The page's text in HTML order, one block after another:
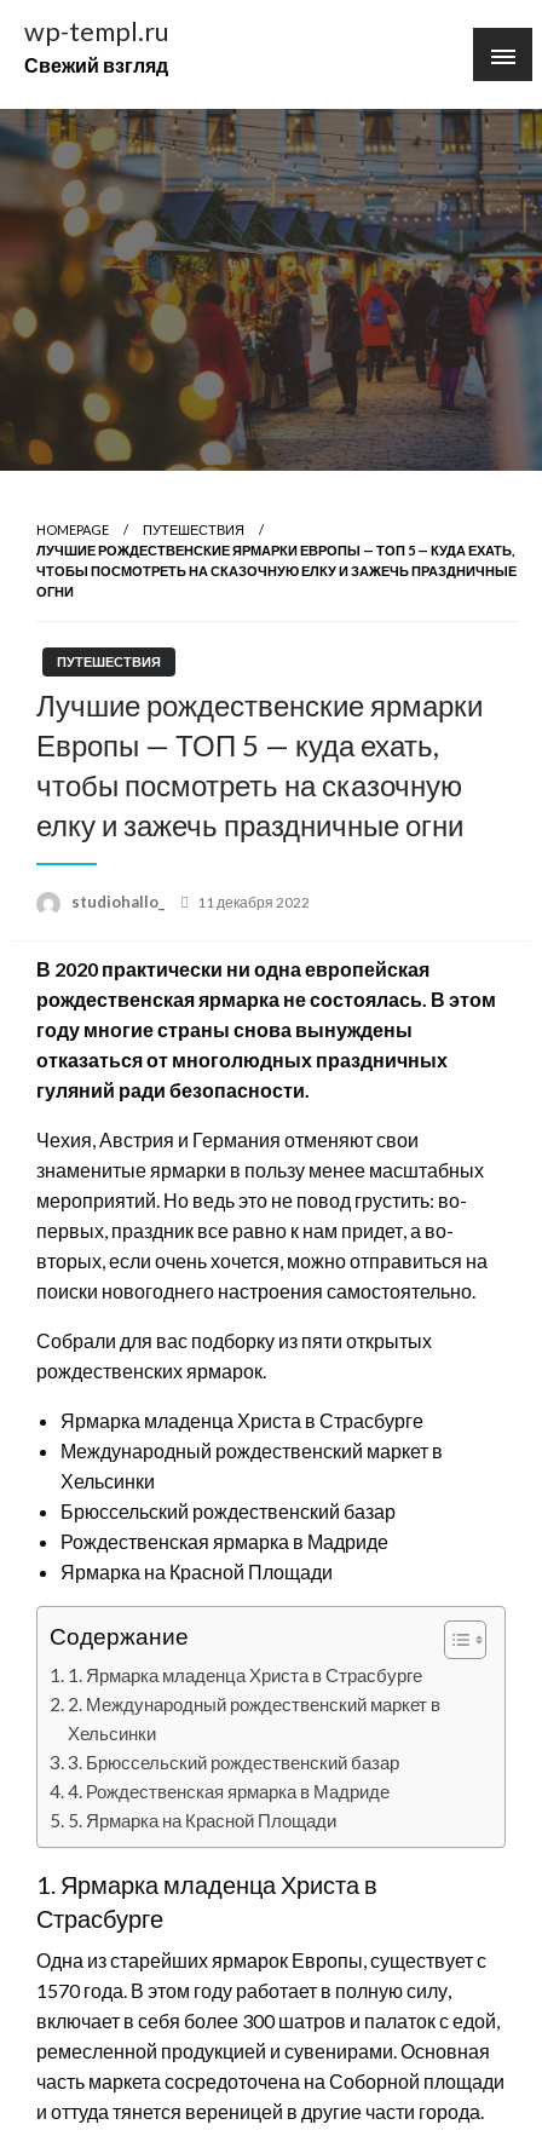
содержимому
wp-templ.ru
Свежий взгляд
HOMEPAGE
ПУТЕШЕСТВИЯ
ЛУЧШИЕ РОЖДЕСТВЕНСКИЕ ЯРМАРКИ ЕВРОПЫ — ТОП 5 — КУДА ЕХАТЬ,
ЧТОБЫ ПОСМОТРЕТЬ НА СКАЗОЧНУЮ ЕЛКУ И ЗАЖЕЧЬ ПРАЗДНИЧНЫЕ
ОГНИ
ПУТЕШЕСТВИЯ
Лучшие рождественские ярмарки
Европы — ТОП 5 — куда ехать,
чтобы посмотреть на сказочную
елку и зажечь праздничные огни
studiohallo_
Posted
11 декабря 2022
В 2020 практически ни одна европейская
рождественская ярмарка не состоялась. В этом
году многие страны снова вынуждены
отказаться от многолюдных праздничных
гуляний ради безопасности.
Чехия, Австрия и Германия отменяют свои
знаменитые ярмарки в пользу менее масштабных
мероприятий. Но ведь это не повод грустить: во-
первых, праздник все равно к нам придет, а во-
вторых, если очень хочется, можно отправиться на
поиски новогоднего настроения самостоятельно.
Собрали для вас подборку из пяти открытых
рождественских ярмарок.
Ярмарка младенца Христа в Страсбурге
Международный рождественский маркет в
Хельсинки
Брюссельский рождественский базар
Рождественская ярмарка в Мадриде
Ярмарка на Красной Площади
Содержание
1. Ярмарка младенца Христа в Страсбурге
2. Международный рождественский маркет в
Хельсинки
3. Брюссельский рождественский базар
4. Рождественская ярмарка в Мадриде
5. Ярмарка на Красной Площади
1. Ярмарка младенца Христа в
Страсбурге
Одна из старейших ярмарок Европы, существует с
1570 года. В этом году работает в полную силу,
включает в себя более 300 шатров и палаток с едой,
ремесленной продукцией и сувенирами. Основная
часть маркета сосредоточена на Соборной площади
и оттуда тянется вереницей в другие части города.